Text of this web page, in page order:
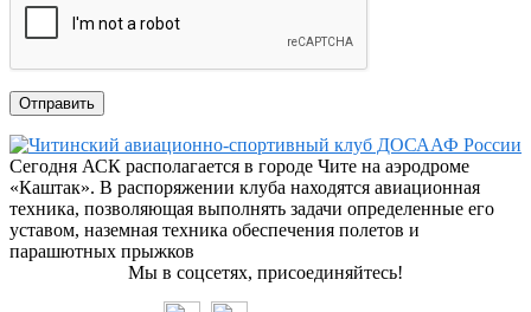
Сегодня АСК располагается в городе Чите на аэродроме
«Каштак». В распоряжении клуба находятся авиационная
техника, позволяющая выполнять задачи определенные его
уставом, наземная техника обеспечения полетов и
парашютных прыжков
Мы в соцсетях, присоединяйтесь!